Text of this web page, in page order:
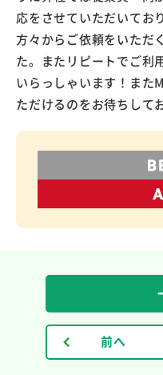
応をさせていただいてお
方々からご依頼をいただ
た。またリピートでご利
いらっしゃいます！また
ただけるのをお待ちして
前へ